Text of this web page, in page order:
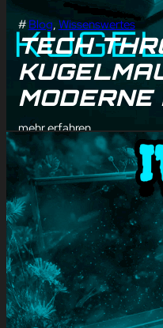
# Blog, Wissenswertes
TECH
MODERNE
mehr erfahren